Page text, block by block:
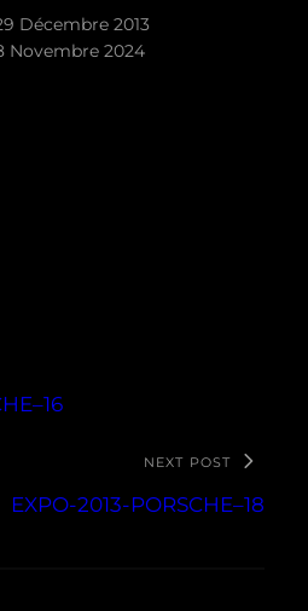
Décembre 2013
Novembre 2024
NEXT POST
EXPO-2013-PORSCHE–18